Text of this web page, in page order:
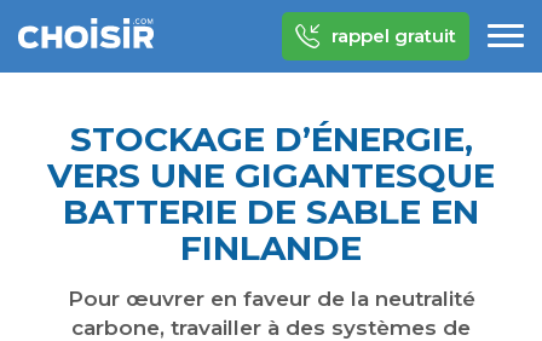
rappel gratuit
STOCKAGE D’ÉNERGIE,
VERS UNE GIGANTESQUE
BATTERIE DE SABLE EN
FINLANDE
Pour œuvrer en faveur de la neutralité
carbone, travailler à des systèmes de